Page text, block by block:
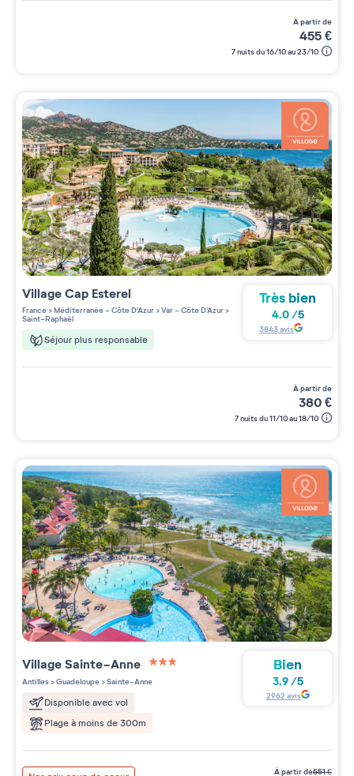
à partir de
455€
7 nuits du 16/10 au 23/10
VillageCap Esterel
France>Méditerranée - Côte D'Azur>Var - Côte D'Azur>
Saint-Raphaël
Séjour plus responsable
Très bien
4.0/5
3843avis
à partir de
380€
7 nuits du 11/10 au 18/10
VillageSainte-Anne
3 étoiles sur 5
Antilles>Guadeloupe>Sainte-Anne
Disponible avec vol
Plage à moins de 300m
Bien
3.9/5
2962 avis
à partir de551€